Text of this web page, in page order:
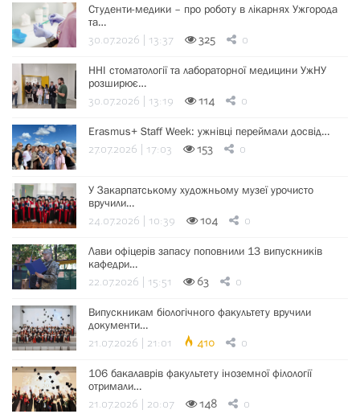
Студенти-медики – про роботу в лікарнях Ужгорода
та…
30.07.2026 | 13:37 325 0
ННІ стоматології та лабораторної медицини УжНУ
розширює…
30.07.2026 | 13:19 114 0
Erasmus+ Staff Week: ужнівці переймали досвід…
27.07.2026 | 17:03 153 0
У Закарпатському художньому музеї урочисто
вручили…
24.07.2026 | 10:39 104 0
Лави офіцерів запасу поповнили 13 випускників
кафедри…
22.07.2026 | 15:51 63 0
Випускникам біологічного факультету вручили
документи…
21.07.2026 | 21:01 410 0
106 бакалаврів факультету іноземної філології
отримали…
21.07.2026 | 20:07 148 0